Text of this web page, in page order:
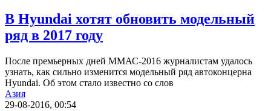
В Hyundai хотят обновить модельный
ряд в 2017 году
После премьерных дней ММАС-2016 журналистам удалось
узнать, как сильно изменится модельный ряд автоконцерна
Hyundai. Об этом стало известно со слов
Азия
29-08-2016, 00:54